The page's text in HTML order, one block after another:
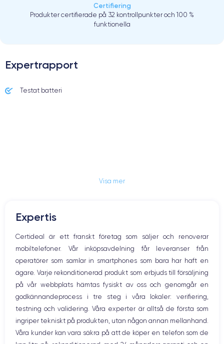
Certifiering
Produkter certifierade på 32 kontrollpunkter och 100 %
funktionella
Expertrapport
Testat batteri
Visa mer
Expertis
Certideal är ett franskt företag som säljer och renoverar
mobiltelefoner. Vår inköpsavdelning får leveranser från
operatörer som samlar in smartphones som bara har haft en
ägare. Varje rekonditionerad produkt som erbjuds till försäljning
på vår webbplats hämtas fysiskt av oss och genomgår en
godkännandeprocess i tre steg i våra lokaler: verifiering,
testning och validering. Våra experter är alltså de första som
ingriper tekniskt på produkten, utan någon annan mellanhand.
Våra kunder kan vara säkra på att de köper en telefon som de